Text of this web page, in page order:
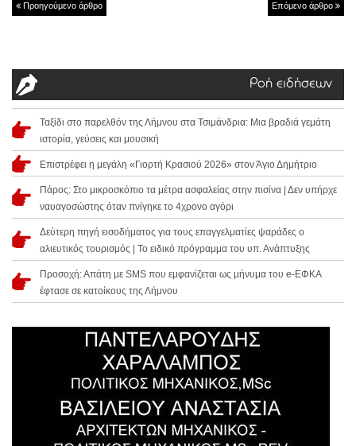
Προηγούμενο άρθρο Επόμενο άρθρο
Ροή ειδήσεων
Ταξίδι στο παρελθόν της Λήμνου στα Τσιμάνδρια: Μια βραδιά γεμάτη
ιστορία, γεύσεις και μουσική
Επιστρέφει η μεγάλη «Γιορτή Κρασιού 2026» στον Άγιο Δημήτριο
Πάρος: Στο μικροσκόπιο τα μέτρα ασφαλείας στην πισίνα | Δεν υπήρχε
ναυαγοσώστης όταν πνίγηκε το 4χρονο αγόρι
Δεύτερη πηγή εισοδήματος για τους επαγγελματίες ψαράδες ο
αλιευτικός τουρισμός | Το ειδικό πρόγραμμα του υπ. Ανάπτυξης
Προσοχή: Απάτη με SMS που εμφανίζεται ως μήνυμα του e-ΕΦΚΑ
έφτασε σε κατοίκους της Λήμνου